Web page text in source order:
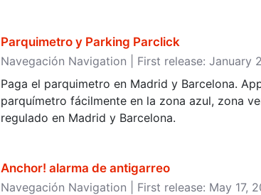
Parquimetro y Parking Parclick
Navegación Navigation | First release: January
Paga el parquimetro en Madrid y Barcelona.
parquímetro fácilmente en la zona azul, zona
regulado en Madrid y Barcelona.
Anchor! alarma de antigarreo
Navegación Navigation | First release: May 17,